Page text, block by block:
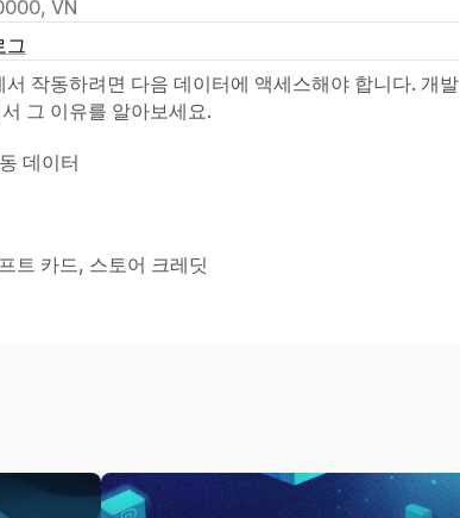
VN
그
작동하려면 다음 데이터에 액세스해야 합니다. 개발
그 이유를 알아보세요.
데이터
트 카드, 스토어 크레딧